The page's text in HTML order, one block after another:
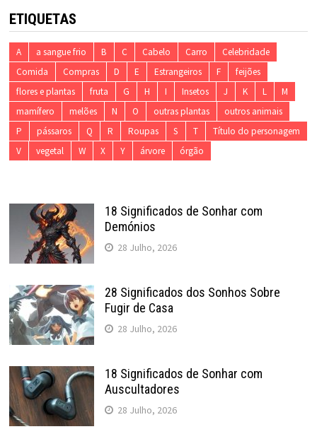
ETIQUETAS
A a sangue frio B C Cabelo Carro
Celebridade
Comida
Compras D E Estrangeiros F
feijões
flores e plantas
fruta G H I Insetos J K L
M
mamífero
melões N O outras plantas
outros animais
P
pássaros Q R Roupas S T
Título do personagem
V
vegetal W X Y árvore órgão
18 Significados de Sonhar com
Demónios
28 Julho, 2026
28 Significados dos Sonhos Sobre
Fugir de Casa
28 Julho, 2026
18 Significados de Sonhar com
Auscultadores
28 Julho, 2026